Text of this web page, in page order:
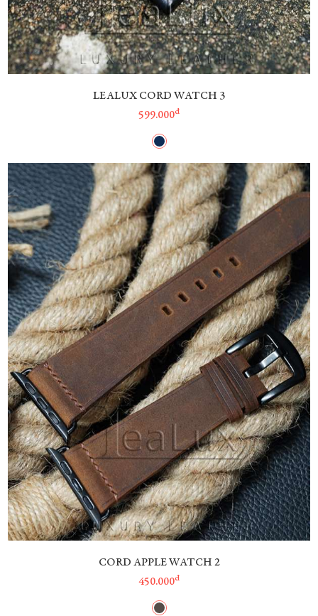
LEALUX CORD WATCH 3
599.000đ
CORD APPLE WATCH 2
450.000đ